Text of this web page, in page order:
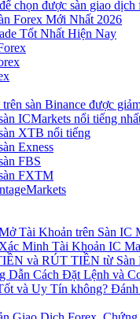
chọn được sàn giao
Forex Mới Nhất 2026
Tốt Nhất Hiện Nay
sàn Binance được
ICMarkets nổi tiếng
XTB nổi tiếng
Exness
FBS
FXTM
Tài Khoản trên Sàn IC
Minh Tài Khoản IC
và RÚT TIỀN từ Sàn
Dẫn Cách Đặt Lệnh và
và Uy Tín không?